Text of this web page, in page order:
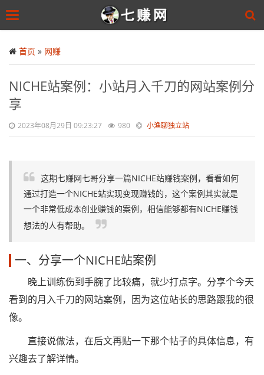
to
main
Toggle
首页 » 网赚
NICHE站案例：小站月入千刀的网站案例分
享
2023年08月29日 09:23:27 980 小渔聊独立站
这期七赚网七哥分享一篇NICHE站赚钱案例，看看如何
通过打造一个NICHE站实现变现赚钱的，这个案例其实就是
一个非常低成本创业赚钱的案例，相信能够都有NICHE赚钱
想法的人有帮助。
一、分享一个NICHE站案例
晚上训练伤到手腕了比较痛，就少打点字。分享个今天
看到的月入千刀的网站案例，因为这位站长的思路跟我的很
像。
直接说做法，在后文再贴一下那个帖子的具体信息，有
兴趣去了解详情。